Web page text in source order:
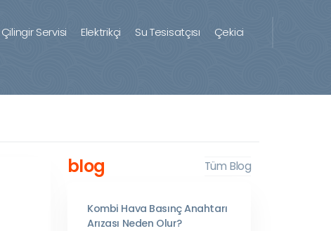
Çilingir Servisi Elektrikçi Su Tesisatçısı Çekici
blog Tüm Blog
Kombi Hava Basınç Anahtarı
Arızası Neden Olur?